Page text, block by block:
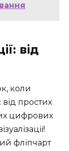
від
коли
простих
цифрових
фліпчарт